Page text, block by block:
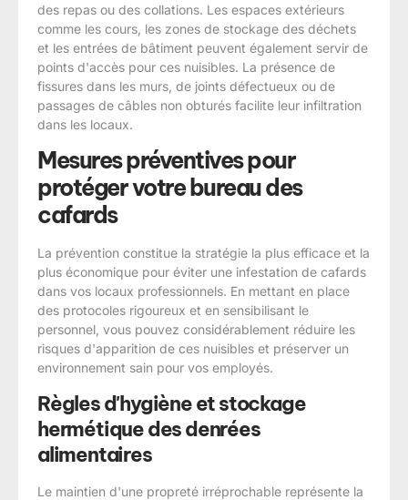
des repas ou des collations. Les espaces extérieurs
comme les cours, les zones de stockage des déchets
et les entrées de bâtiment peuvent également servir de
points d'accès pour ces nuisibles. La présence de
fissures dans les murs, de joints défectueux ou de
passages de câbles non obturés facilite leur infiltration
dans les locaux.
Mesures préventives pour
protéger votre bureau des
cafards
La prévention constitue la stratégie la plus efficace et la
plus économique pour éviter une infestation de cafards
dans vos locaux professionnels. En mettant en place
des protocoles rigoureux et en sensibilisant le
personnel, vous pouvez considérablement réduire les
risques d'apparition de ces nuisibles et préserver un
environnement sain pour vos employés.
Règles d'hygiène et stockage
hermétique des denrées
alimentaires
Le maintien d'une propreté irréprochable représente la